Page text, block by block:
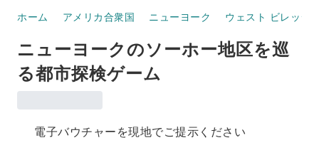
ホーム アメリカ合衆国 ニューヨーク ウェスト ビレッジ
ニューヨークのソーホー地区を巡
る都市探検ゲーム
電子バウチャーを現地でご提示ください